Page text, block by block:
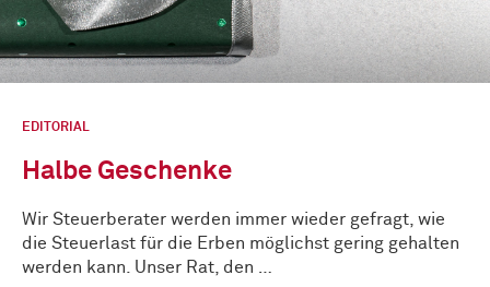
EDITORIAL
Halbe Geschenke
Wir Steuerberater werden immer wieder gefragt, wie
die Steuerlast für die Erben möglichst gering gehalten
werden kann. Unser Rat, den …